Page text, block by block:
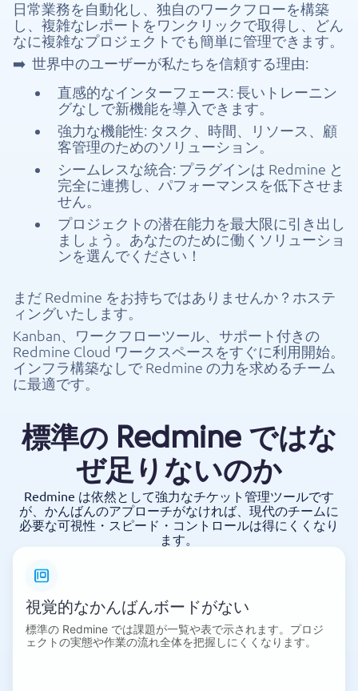
日常業務を自動化し、独自のワークフローを構築
し、複雑なレポートをワンクリックで取得し、どん
なに複雑なプロジェクトでも簡単に管理できます。
➡️ 世界中のユーザーが私たちを信頼する理由:
直感的なインターフェース: 長いトレーニン
グなしで新機能を導入できます。
強力な機能性: タスク、時間、リソース、顧
客管理のためのソリューション。
シームレスな統合: プラグインは Redmine と
完全に連携し、パフォーマンスを低下させま
せん。
プロジェクトの潜在能力を最大限に引き出し
ましょう。あなたのために働くソリューショ
ンを選んでください！
まだ Redmine をお持ちではありませんか？ホステ
ィングいたします。
Kanban、ワークフローツール、サポート付きの
Redmine Cloud ワークスペースをすぐに利用開始。
インフラ構築なしで Redmine の力を求めるチーム
に最適です。
標準の Redmine ではな
ぜ足りないのか
Redmine は依然として強力なチケット管理ツールです
が、かんばんのアプローチがなければ、現代のチームに
必要な可視性・スピード・コントロールは得にくくなり
ます。
視覚的なかんばんボードがない
標準の Redmine では課題が一覧や表で示されます。プロジ
ェクトの実態や作業の流れ全体を把握しにくくなります。